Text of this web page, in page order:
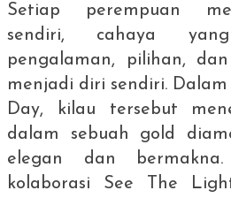
Setiap perempuan
sendiri, cahaya
pengalaman, pilihan,
menjadi diri sendiri.
Day, kilau tersebut
dalam sebuah gold
elegan dan
kolaborasi See The